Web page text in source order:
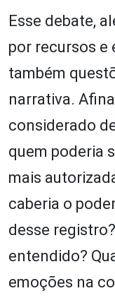
Esse debate,
por recursos e
também
narrativa.
considerado
quem poderia
mais
caberia o
desse
entendido?
emoções na